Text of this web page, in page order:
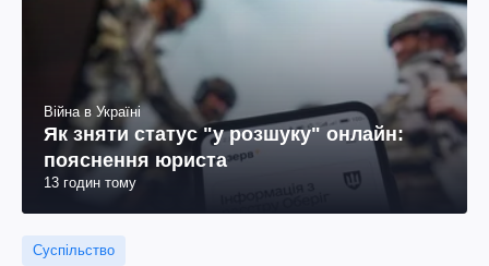
Війна в Україні
Як зняти статус "у розшуку" онлайн:
пояснення юриста
13 годин тому
Суспільство